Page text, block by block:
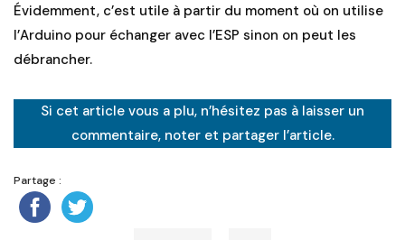
Évidemment, c’est utile à partir du moment où on utilise
l’Arduino pour échanger avec l’ESP sinon on peut les
débrancher.
Si cet article vous a plu, n’hésitez pas à laisser un
commentaire, noter et partager l’article.
Partage :